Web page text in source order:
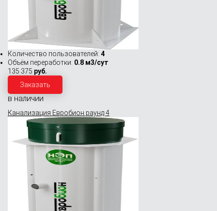
Количество пользователей: 4
Объём переработки: 0.8 м3/сут
135 375 руб.
Заказать
в наличии
Канализация Евробион раунд 4